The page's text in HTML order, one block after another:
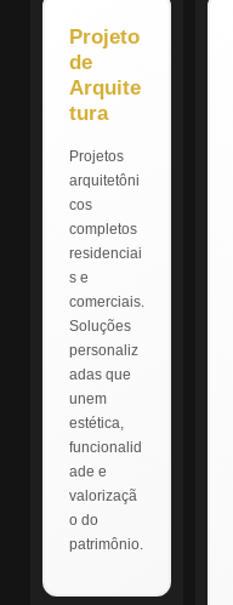
Projeto
de
Arquite
tura
Projetos
arquitetôni
cos
completos
residenciai
s e
comerciais.
Soluções
personaliz
adas que
unem
estética,
funcionalid
ade e
valorizaçã
o do
patrimônio.